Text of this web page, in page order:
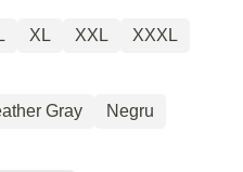
L XL XXL XXXL
Gray Negru